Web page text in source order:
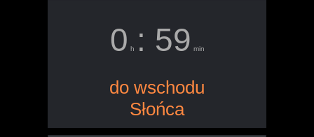
0 h : 59 min
do wschodu
Słońca